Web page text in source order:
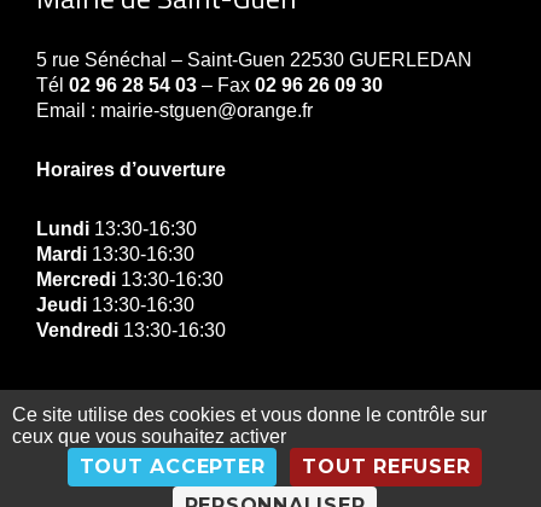
5 rue Sénéchal – Saint-Guen 22530 GUERLEDAN
Tél 02 96 28 54 03 – Fax 02 96 26 09 30
Email : mairie-stguen@orange.fr
Horaires d’ouverture
Lundi 13:30-16:30
Mardi 13:30-16:30
Mercredi 13:30-16:30
Jeudi 13:30-16:30
Vendredi 13:30-16:30
© Copyright Mairie de Guerledan 2019 |Contact|
Gestion des données personnelles | Exercez vos
Mentions légales|Plan du site
Ce site utilise des cookies et vous donne le contrôle sur
ceux que vous souhaitez activer
TOUT ACCEPTER
TOUT REFUSER